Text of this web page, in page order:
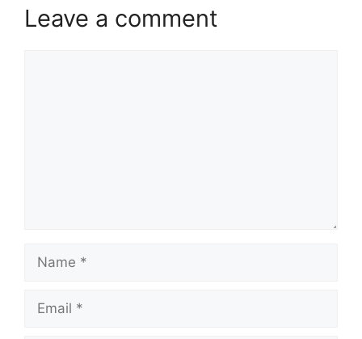
Leave a comment